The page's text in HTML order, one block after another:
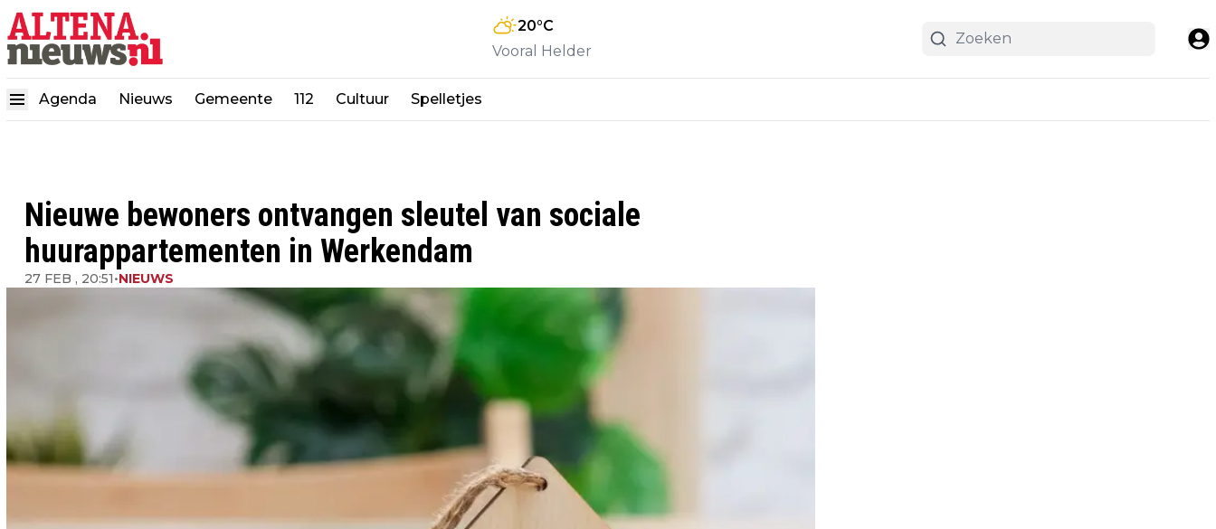
20°C
Vooral Helder
Agenda Nieuws Gemeente 112 Cultuur Spelletjes
Nieuwe bewoners ontvangen sleutel van sociale
huurappartementen in Werkendam
27 FEB , 20:51•NIEUWS